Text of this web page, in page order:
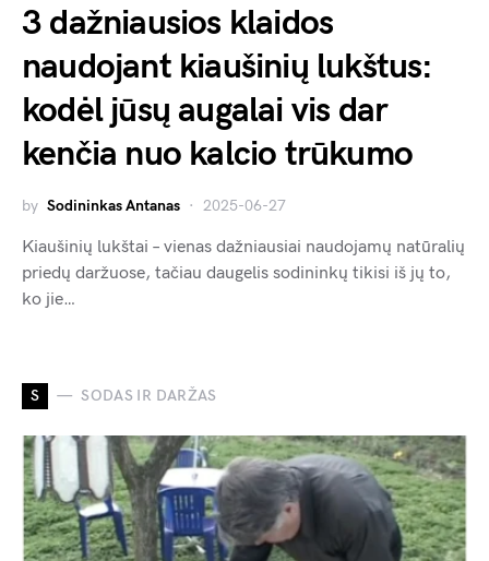
3 dažniausios klaidos
naudojant kiaušinių lukštus:
kodėl jūsų augalai vis dar
kenčia nuo kalcio trūkumo
by Sodininkas Antanas 2025-06-27
Kiaušinių lukštai – vienas dažniausiai naudojamų natūralių
priedų daržuose, tačiau daugelis sodininkų tikisi iš jų to,
ko jie…
S SODAS IR DARŽAS